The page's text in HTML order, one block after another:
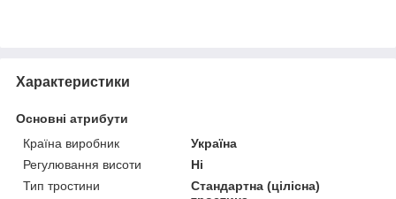
Характеристики
Основні атрибути
Країна виробник
Україна
Регулювання висоти
Ні
Тип тростини
Стандартна (цілісна)